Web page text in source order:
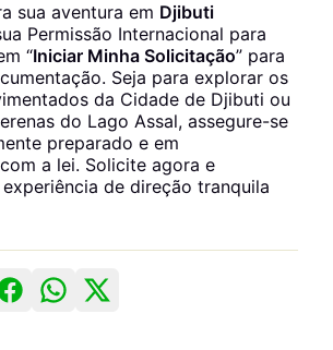
sua aventura em Djibuti
Permissão Internacional para
“Iniciar Minha Solicitação” para
Seja para explorar os
da Cidade de Djibuti ou
do Lago Assal, assegure-se
preparado e em
a lei. Solicite agora e
de direção tranquila